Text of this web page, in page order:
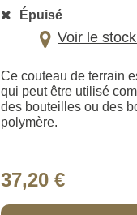
Épuisé
Voir le
Ce couteau de terrain
qui peut être utilisé
des bouteilles ou des
polymère.
37,20 €